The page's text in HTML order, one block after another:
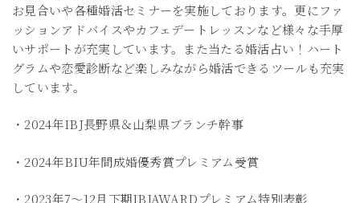
お見合いや各種婚活セミナーを実施しております。更にファ
ッションアドバイスやカフェデートレッスンなど様々な手厚
いサポートが充実しています。また当たる婚活占い！ハート
グラムや恋愛診断など楽しみながら婚活できるツールも充実
しています。
・2024年IBJ長野県＆山梨県ブランチ幹事
・2024年BIU年間成婚優秀賞プレミアム受賞
・2023年7〜12月下期IBJAWARDプレミアム特別表彰